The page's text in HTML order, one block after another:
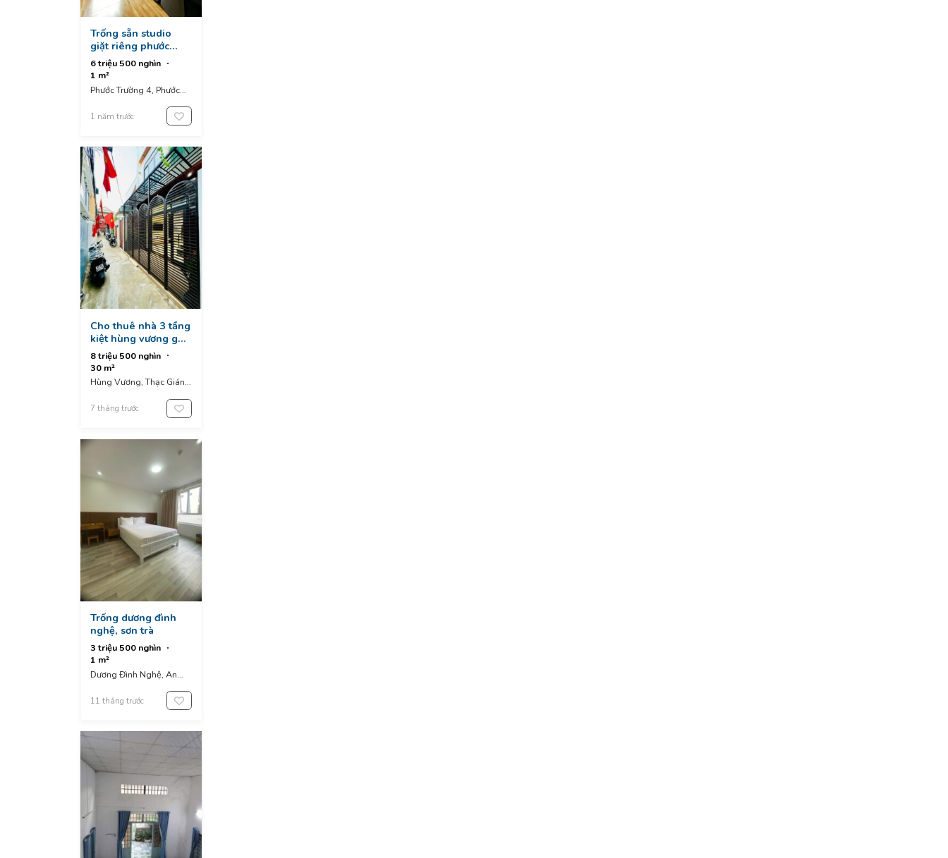
Trống sẵn studio
giặt riêng phước
trường 4, sơn trà
6 triệu 500 nghìn
1 m²
Phước Trường 4, Phước
Vietnam
1 năm trước
Cho thuê nhà 3 tầng
kiệt hùng vương gần
siêu thị go và chợ
cồn, kiệt vào 2m5
gần đường chính
8 triệu 500 nghìn
30 m²
Hùng Vương, Thạc Gián,
Nẵng, Vietnam
7 tháng trước
Trống dương đình
nghệ, sơn trà
3 triệu 500 nghìn
1 m²
Dương Đình Nghệ, An
Da Nang, Vietnam
11 tháng trước